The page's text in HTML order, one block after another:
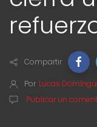
Compartir
Por Lucas
Publicar un